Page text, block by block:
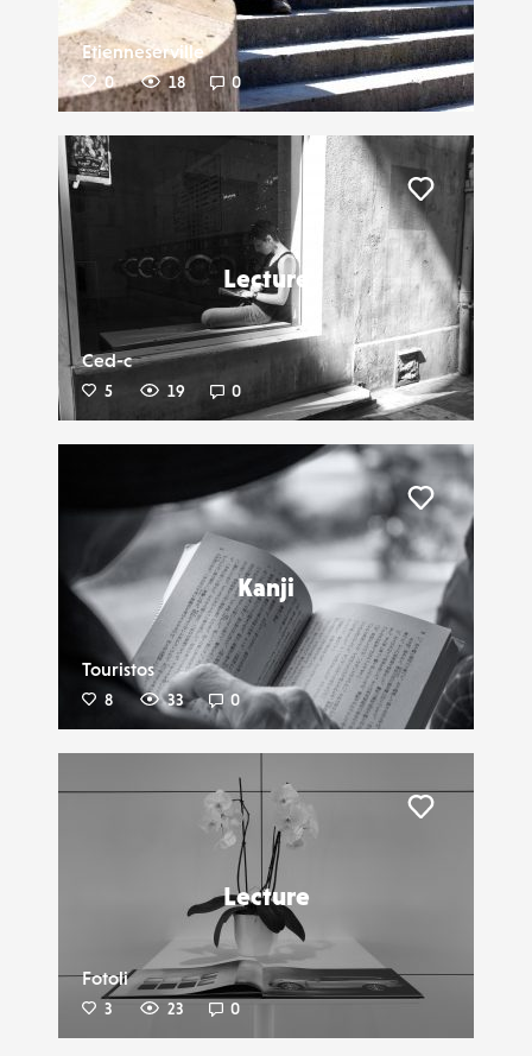
Etienneserville
0 18 0
Lecture
Ced-c
5 19 0
Liker
Kanji
Touristos
8 33 0
Liker
Lecture
Fotoli
3 23 0